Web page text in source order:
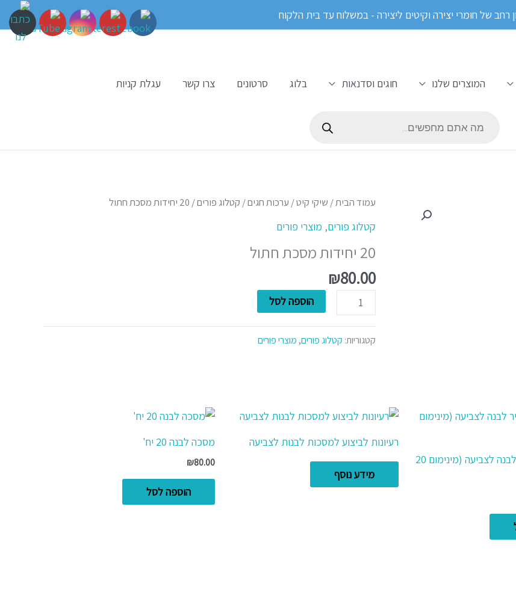
רחב של חומרי יצירה וקיטים ליצירה - במשלוח עד בית הלקוח
המוצרים שלנו חוגים וסדנאות בלוג סרטונים צרו קשר
עגלת קניות
עמוד הבית/ שיקי קיט/ ערכות חגים/ קטלוג פורים/ 20 יחידות מסכת חתול
קטלוג פורים, מוצרי פורים
20 יחידות מסכת חתול
₪80.00
כמות
20
יחידות
מסכת
חתול
הוספה לסל
קטגוריות: קטלוג פורים, מוצרי פורים
מסכת עיסת נייר לבנה לצביעה (מינימום 20
רעיונות לביצוע למסכות לבנות לצביעה
מידע נוסף
מסכה לבנה 20 יח'
₪80.00
הוספה לסל